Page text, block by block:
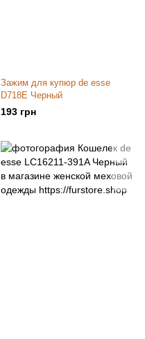
Зажим для купюр de esse
D718E Черный
193 грн